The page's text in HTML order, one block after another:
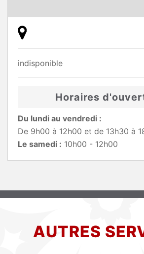
indisponible
Horaires
Du lundi au vendredi :
De 9h00 à 12h00 et de 13h30 à
Le samedi : 10h00 - 12h00
AUTRES